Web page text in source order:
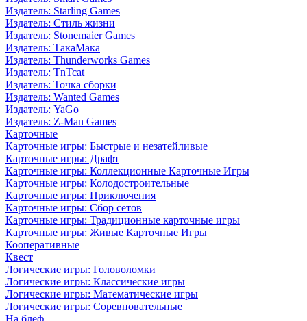
Издатель: Starling Games
Издатель: Стиль жизни
Издатель: Stonemaier Games
Издатель: ТакаМака
Издатель: Thunderworks Games
Издатель: TnTcat
Издатель: Точка сборки
Издатель: Wanted Games
Издатель: YaGo
Издатель: Z-Man Games
Карточные
Карточные игры: Быстрые и незатейливые
Карточные игры: Драфт
Карточные игры: Коллекционные Карточные Игры
Карточные игры: Колодостроительные
Карточные игры: Приключения
Карточные игры: Сбор сетов
Карточные игры: Традиционные карточные игры
Карточные игры: Живые Карточные Игры
Кооперативные
Квест
Логические игры: Головоломки
Логические игры: Классические игры
Логические игры: Математические игры
Логические игры: Соревновательные
На блеф